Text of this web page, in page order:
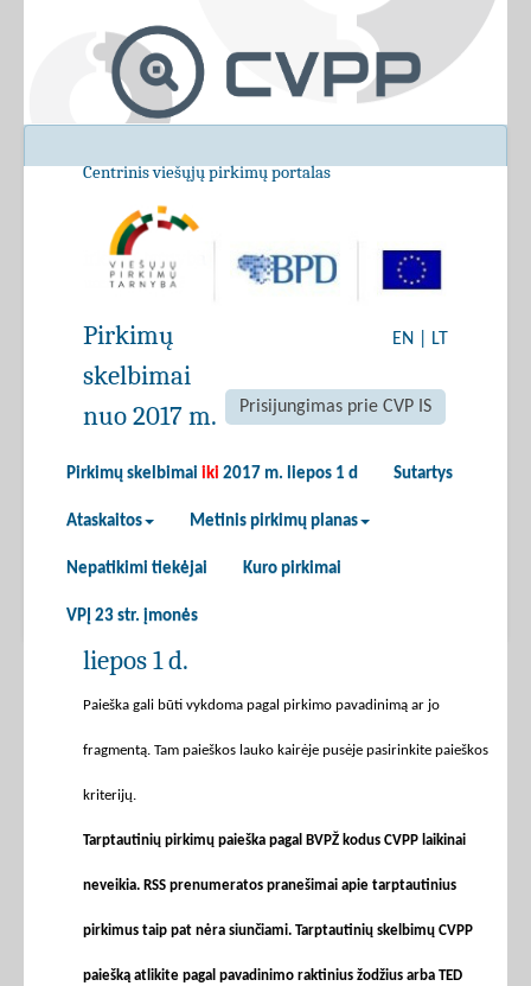
Centrinis viešųjų pirkimų portalas
EN LT
Prisijungimas prie CVP IS
Pirkimų skelbimai iki 2017 m. liepos 1 d Sutartys
Ataskaitos Metinis pirkimų planas
Nepatikimi tiekėjai Kuro pirkimai
VPĮ 23 str. įmonės
Pirkimų
skelbimai
nuo 2017 m.
liepos 1 d.
Paieška gali būti vykdoma pagal pirkimo pavadinimą ar jo
fragmentą. Tam paieškos lauko kairėje pusėje pasirinkite paieškos
kriterijų.
Tarptautinių pirkimų paieška pagal BVPŽ kodus CVPP laikinai
neveikia. RSS prenumeratos pranešimai apie tarptautinius
pirkimus taip pat nėra siunčiami. Tarptautinių skelbimų CVPP
paiešką atlikite pagal pavadinimo raktinius žodžius arba TED